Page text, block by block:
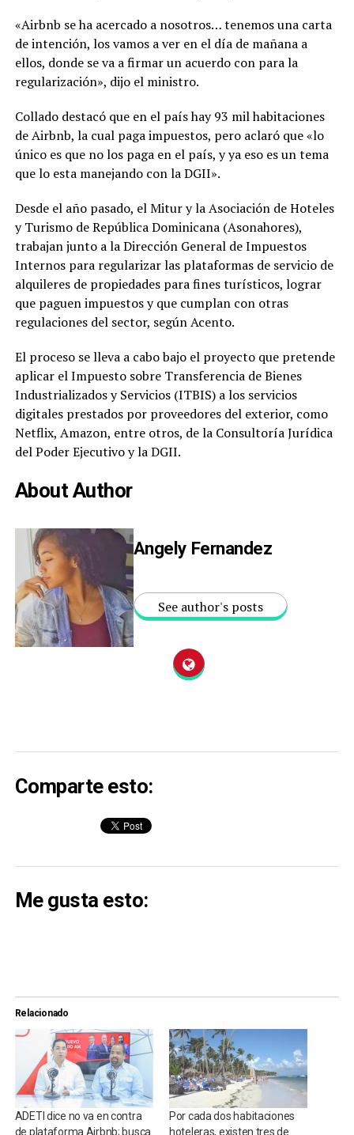
«Airbnb se ha acercado a nosotros… tenemos una carta
de intención, los vamos a ver en el día de mañana a
ellos, donde se va a firmar un acuerdo con para la
regularización», dijo el ministro.
Collado destacó que en el país hay 93 mil habitaciones
de Airbnb, la cual paga impuestos, pero aclaró que «lo
único es que no los paga en el país, y ya eso es un tema
que lo esta manejando con la DGII».
Desde el año pasado, el Mitur y la Asociación de Hoteles
y Turismo de República Dominicana (Asonahores),
trabajan junto a la Dirección General de Impuestos
Internos para regularizar las plataformas de servicio de
alquileres de propiedades para fines turísticos, lograr
que paguen impuestos y que cumplan con otras
regulaciones del sector, según Acento.
El proceso se lleva a cabo bajo el proyecto que pretende
aplicar el Impuesto sobre Transferencia de Bienes
Industrializados y Servicios (ITBIS) a los servicios
digitales prestados por proveedores del exterior, como
Netflix, Amazon, entre otros, de la Consultoría Jurídica
del Poder Ejecutivo y la DGII.
About Author
Angely Fernandez
See author's posts
Comparte esto:
Me gusta esto:
Relacionado
ADETI dice no va en contra
de plataforma Airbnb; busca
Por cada dos habitaciones
hoteleras, existen tres de